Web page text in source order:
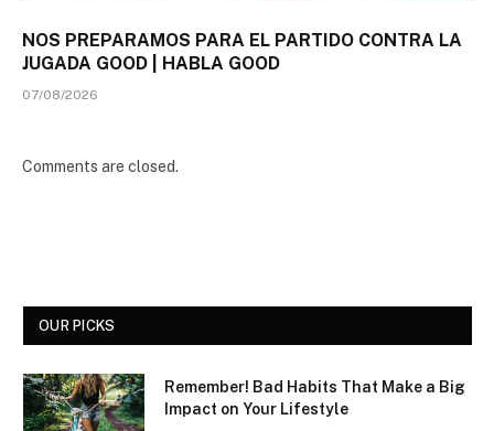
NOS PREPARAMOS PARA EL PARTIDO CONTRA LA
JUGADA GOOD | HABLA GOOD
07/08/2026
Comments are closed.
OUR PICKS
Remember! Bad Habits That Make a Big
Impact on Your Lifestyle